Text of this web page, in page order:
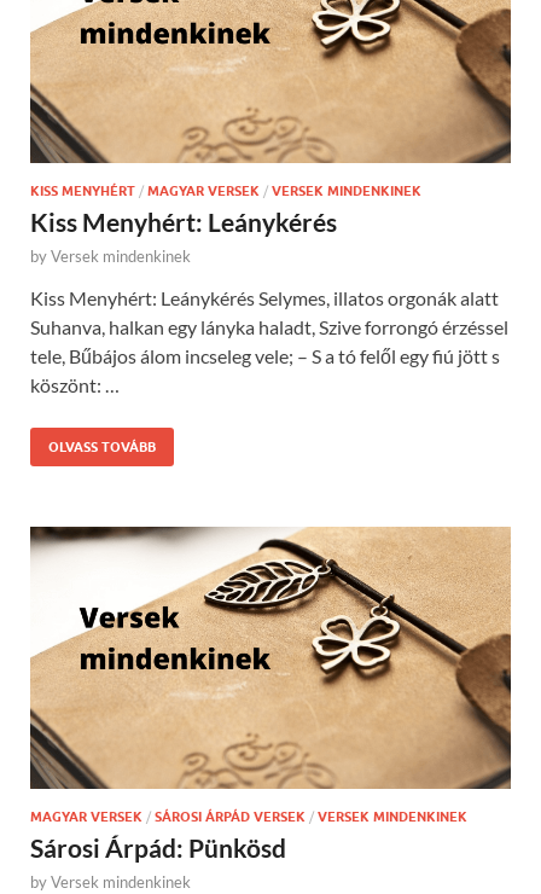
KISS MENYHÉRT / MAGYAR VERSEK / VERSEK MINDENKINEK
Kiss Menyhért: Leánykérés
byVersek mindenkinek
Kiss Menyhért: Leánykérés Selymes, illatos orgonák alatt
Suhanva, halkan egy lányka haladt, Szive forrongó érzéssel
tele, Bűbájos álom incseleg vele; – S a tó felől egy fiú jött s
köszönt: …
OLVASS TOVÁBB
MAGYAR VERSEK / SÁROSI ÁRPÁD VERSEK / VERSEK MINDENKINEK
Sárosi Árpád: Pünkösd
byVersek mindenkinek